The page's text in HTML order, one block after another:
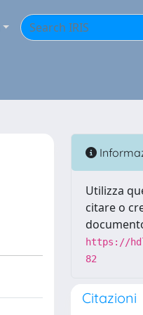
Utilizza
citare o
https://
82
Citazioni